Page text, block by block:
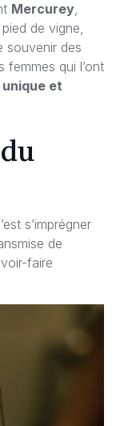
Mercurey,
de vigne,
souvenir des
femmes qui l’ont
unique et
s’imprégner
de
faire